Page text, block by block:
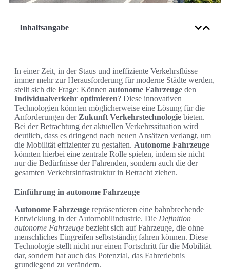
Inhaltsangabe
In einer Zeit, in der Staus und ineffiziente Verkehrsflüsse
immer mehr zur Herausforderung für moderne Städte werden,
stellt sich die Frage: Können autonome Fahrzeuge den
Individualverkehr optimieren? Diese innovativen
Technologien könnten möglicherweise eine Lösung für die
Anforderungen der Zukunft Verkehrstechnologie bieten.
Bei der Betrachtung der aktuellen Verkehrssituation wird
deutlich, dass es dringend nach neuen Ansätzen verlangt, um
die Mobilität effizienter zu gestalten. Autonome Fahrzeuge
könnten hierbei eine zentrale Rolle spielen, indem sie nicht
nur die Bedürfnisse der Fahrenden, sondern auch die der
gesamten Verkehrsinfrastruktur in Betracht ziehen.
Einführung in autonome Fahrzeuge
Autonome Fahrzeuge repräsentieren eine bahnbrechende
Entwicklung in der Automobilindustrie. Die Definition
autonome Fahrzeuge bezieht sich auf Fahrzeuge, die ohne
menschliches Eingreifen selbstständig fahren können. Diese
Technologie stellt nicht nur einen Fortschritt für die Mobilität
dar, sondern hat auch das Potenzial, das Fahrerlebnis
grundlegend zu verändern.